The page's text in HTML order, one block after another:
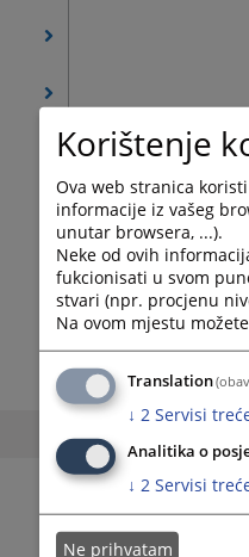
Korištenje
Ova web stranica
informacije iz vašeg
unutar browsera, ...).
Neke od ovih
fukcionisati u svom
stvari (npr. procjenu
Na ovom mjestu
Translation
↓ 2 Servisi
Analitika o
↓ 2 Servisi
Ne prihvatam